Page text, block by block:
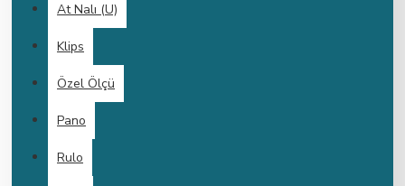
At Nalı (U)
Klips
Özel Ölçü
Pano
Rulo